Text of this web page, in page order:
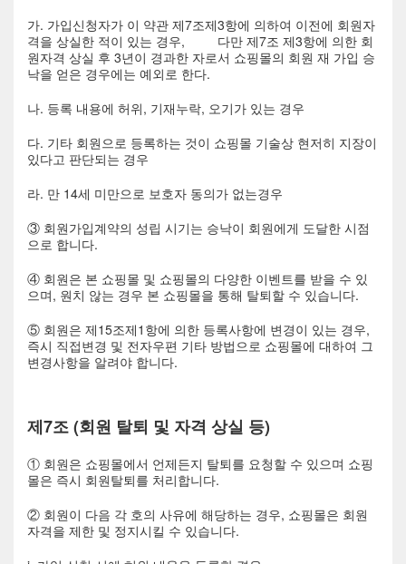
가. 가입신청자가 이 약관 제7조제3항에 의하여 이전에 회원자
격을 상실한 적이 있는 경우, 다만 제7조 제3항에 의한 회
원자격 상실 후 3년이 경과한 자로서 쇼핑몰의 회원 재 가입 승
낙을 얻은 경우에는 예외로 한다.
나. 등록 내용에 허위, 기재누락, 오기가 있는 경우
다. 기타 회원으로 등록하는 것이 쇼핑몰 기술상 현저히 지장이
있다고 판단되는 경우
라. 만 14세 미만으로 보호자 동의가 없는경우
③ 회원가입계약의 성립 시기는 승낙이 회원에게 도달한 시점
으로 합니다.
④ 회원은 본 쇼핑몰 및 쇼핑몰의 다양한 이벤트를 받을 수 있
으며, 원치 않는 경우 본 쇼핑몰을 통해 탈퇴할 수 있습니다.
⑤ 회원은 제15조제1항에 의한 등록사항에 변경이 있는 경우,
즉시 직접변경 및 전자우편 기타 방법으로 쇼핑몰에 대하여 그
변경사항을 알려야 합니다.
제7조 (회원 탈퇴 및 자격 상실 등)
① 회원은 쇼핑몰에서 언제든지 탈퇴를 요청할 수 있으며 쇼핑
몰은 즉시 회원탈퇴를 처리합니다.
② 회원이 다음 각 호의 사유에 해당하는 경우, 쇼핑몰은 회원
자격을 제한 및 정지시킬 수 있습니다.